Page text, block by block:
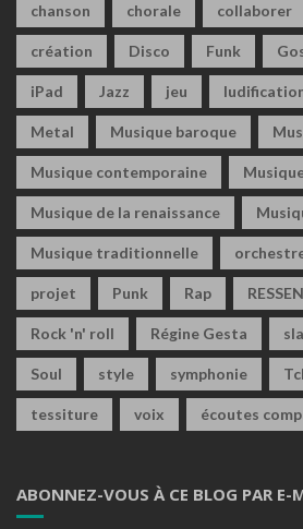
chanson chorale collaborer
création Disco Funk
iPad Jazz jeu
Metal Musique baroque
Musique contemporaine
Musique de la renaissance
Musique traditionnelle
projet Punk Rap
Rock 'n' roll Régine Gesta
Soul style symphonie
tessiture voix écoutes
ABONNEZ-VOUS À CE BLOG PAR E-